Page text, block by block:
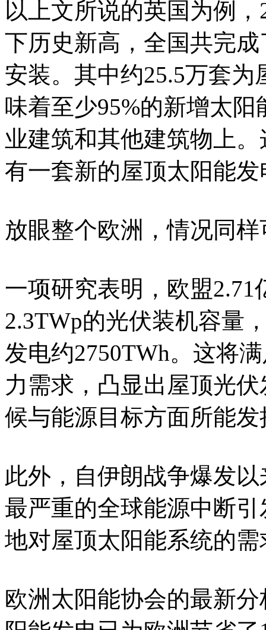
以上文所说的英国为例
下历史新高，全国共完
安装。其中约25.5万套
味着至少95%的新增太
业建筑和其他建筑物上
有一套新的屋顶太阳能
放眼整个欧洲，情况同样
一项研究表明，欧盟
2.3TWp的光伏装机容量
发电约2750TWh。这将
力需求，凸显出屋顶光
候与能源目标方面所能
此外，自伊朗战争爆发
最严重的全球能源中断
地对屋顶太阳能系统的
欧洲太阳能协会的最新